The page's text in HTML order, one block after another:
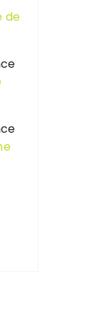
de